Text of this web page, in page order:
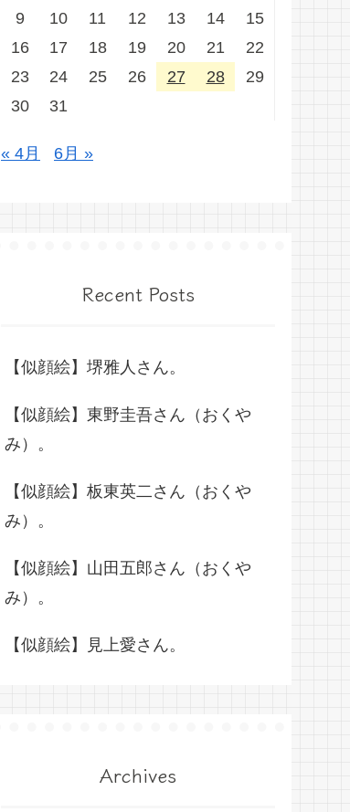
9
10 11 12 13 14
15
16
17 18 19 20 21
22
23
24 25 26 27 28
29
30
31
« 4月 6月 »
Recent Posts
【似顔絵】堺雅人さん。
【似顔絵】東野圭吾さん（おくや
み）。
【似顔絵】板東英二さん（おくや
み）。
【似顔絵】山田五郎さん（おくや
み）。
【似顔絵】見上愛さん。
Archives